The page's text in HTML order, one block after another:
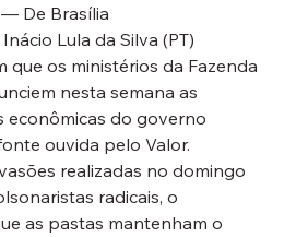
— De Brasília
Lula da Silva (PT)
que os ministérios da Fazenda
nesta semana as
econômicas do governo
ouvida pelo Valor.
realizadas no domingo
radicais, o
as pastas mantenham o